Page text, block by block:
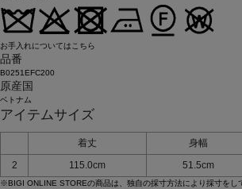
お手入れについてはこちら
品番
B0251EFC200
原産国
ベトナム
アイテムサイズ
着丈 身幅
2
115.0cm 51.5cm
※BIGI ONLINE STOREの商品は、独自の採寸方法により採寸をし